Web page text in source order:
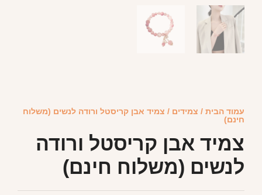
עמוד הבית / צמידים / צמיד אבן קריסטל ורודה לנשים (משלוח
חינם)
צמיד אבן קריסטל ורודה
לנשים (משלוח חינם)